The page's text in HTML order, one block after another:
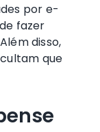
por e-
fazer
disso,
que